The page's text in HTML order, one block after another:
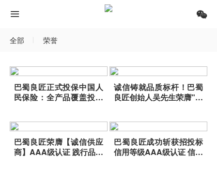
全部 荣誉
巴蜀良匠正式投保中国人
民保险：全产品覆盖投保
诚信铸就品质标杆！巴蜀
良匠创始人吴先生荣膺"诚
巴蜀良匠荣膺【诚信供应
商】AAA级认证 践行品质
巴蜀良匠成功斩获招投标
信用等级AAA级认证 信用